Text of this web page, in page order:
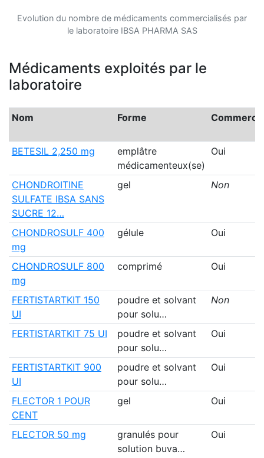
Evolution du nombre de médicaments commercialisés par
le laboratoire IBSA PHARMA SAS
Médicaments exploités par le
laboratoire
Nom Forme
BETESIL 2,250 mg
emplâtre
médicamenteux(se)
Oui
CHONDROITINE
SULFATE IBSA SANS
SUCRE 12…
gel Non
CHONDROSULF 400
mg
gélule Oui
CHONDROSULF 800
mg
comprimé Oui
FERTISTARTKIT 150
UI
poudre et solvant
pour solu…
Non
FERTISTARTKIT 75 UI
poudre et solvant
pour solu…
Oui
FERTISTARTKIT 900
UI
poudre et solvant
pour solu…
Oui
FLECTOR 1 POUR
CENT
gel Oui
FLECTOR 50 mg
granulés pour
solution buva…
Oui